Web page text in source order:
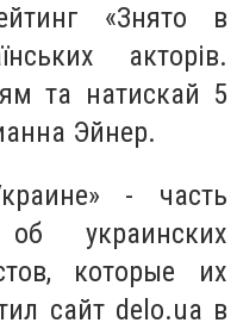
«Знято в
акторів.
та натискай 5
Эйнер.
- часть
украинских
которые их
сайт delo.ua в